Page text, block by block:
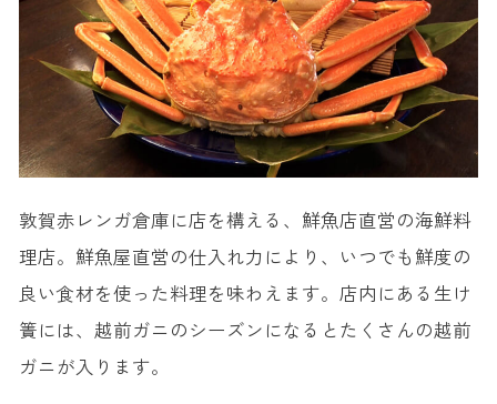
敦賀赤レンガ倉庫に店を構える、鮮魚店直営の海鮮料
理店。鮮魚屋直営の仕入れ力により、いつでも鮮度の
良い食材を使った料理を味わえます。店内にある生け
簀には、越前ガニのシーズンになるとたくさんの越前
ガニが入ります。